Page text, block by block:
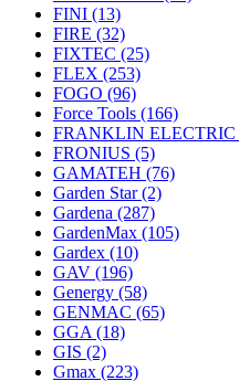
FINI (13)
FIRE (32)
FIXTEC (25)
FLEX (253)
FOGO (96)
Force Tools (166)
FRANKLIN ELECTRIC
FRONIUS (5)
GAMATEH (76)
Garden Star(2)
Gardena (287)
GardenMax (105)
Gardex (10)
GAV (196)
Genergy (58)
GENMAC (65)
GGA (18)
GIS (2)
Gmax (223)